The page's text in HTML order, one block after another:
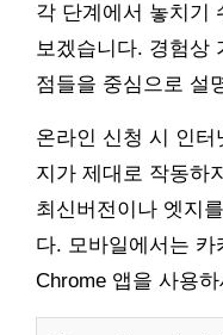
각 단계에서 놓치기
보겠습니다. 경험상
점들을 중심으로 설
온라인 신청 시 인터
지가 제대로 작동하
최신버전이나 엣지
다. 모바일에서는
Chrome 앱을 사용